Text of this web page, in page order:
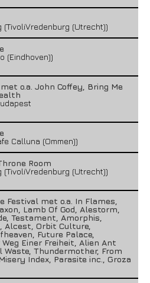
(TivoliVredenburg (Utrecht))
(Eindhoven))
o.a. John Coffey, Bring Me
Calluna (Ommen))
Room
(TivoliVredenburg (Utrecht))
Festival met o.a. In Flames,
Lamb Of God, Alestorm,
Testament, Amorphis,
Alcest, Orbit Culture,
Future Palace,
Einer Freiheit, Alien Ant
Waste, Thundermother, From
Index, Parasite inc., Groza